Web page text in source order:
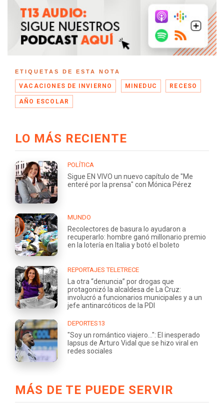
ETIQUETAS DE ESTA NOTA
VACACIONES DE INVIERNO MINEDUC RECESO
AÑO ESCOLAR
LO MÁS RECIENTE
POLÍTICA
Sigue EN VIVO un nuevo capítulo de "Me
enteré por la prensa" con Mónica Pérez
MUNDO
Recolectores de basura lo ayudaron a
recuperarlo: hombre ganó millonario premio
en la lotería en Italia y botó el boleto
REPORTAJES TELETRECE
La otra “denuncia” por drogas que
protagonizó la alcaldesa de La Cruz:
involucró a funcionarios municipales y a un
jefe antinarcóticos de la PDI
DEPORTES13
"Soy un romántico viajero...": El inesperado
lapsus de Arturo Vidal que se hizo viral en
redes sociales
MÁS DE TE PUEDE SERVIR